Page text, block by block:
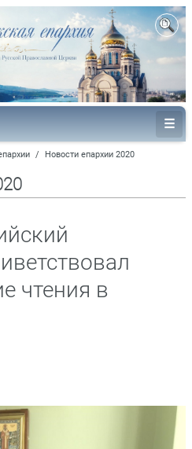
/ Новости епархии 2020
чтения в